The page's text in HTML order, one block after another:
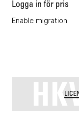
Logga in för pris
Enable migration